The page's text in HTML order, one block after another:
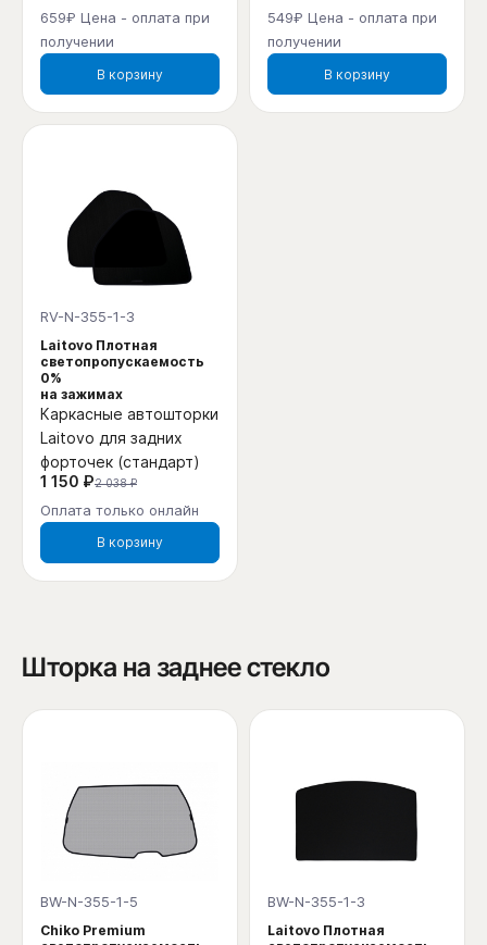
659₽ Цена - оплата при
получении
В корзину
549₽ Цена - оплата при
получении
В корзину
RV-N-355-1-3
Laitovo Плотная
светопропускаемость
0%
на зажимах
Каркасные автошторки
Laitovo для задних
форточек (стандарт)
1 150 ₽2 038 ₽
Оплата только онлайн
В корзину
Шторка на заднее стекло
BW-N-355-1-5
Chiko Premium
BW-N-355-1-3
Laitovo Плотная